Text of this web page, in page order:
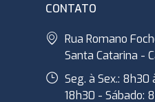
CONTATO
Rua Romano
Santa Catarina -
Seg. à Sex.: 8h30
18h30 - Sábado: